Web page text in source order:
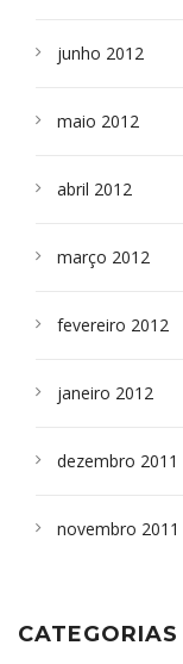
junho 2012
maio 2012
abril 2012
março 2012
fevereiro 2012
janeiro 2012
dezembro 2011
novembro 2011
CATEGORIAS